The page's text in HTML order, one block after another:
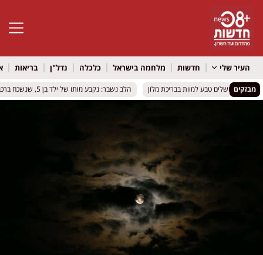
פתח
העיר שלי חדשות מלחמה בישראל כלכלה נדל"ן בריאות
מבזקיםמלון
מלון הלב נשבר: נקבע מותו של ילד בן 5, שנשכח ברכב בשיא החום
הלב נשבר: נקבע מותו של ילד בן 5, שנשכח ברכב בשיא החום